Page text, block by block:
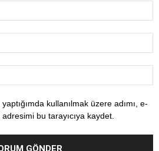
kullanılmak üzere adımı, e-
bu tarayıcıya kaydet.